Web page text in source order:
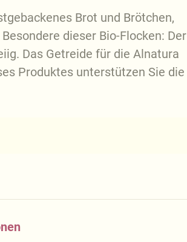
Brot und Brötchen,
dieser Bio-Flocken: Der
Das Getreide für die Alnatura
Produktes unterstützen Sie die